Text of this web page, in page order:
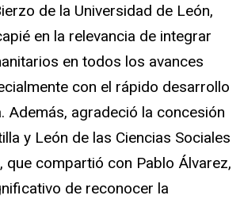
de la Universidad de León,
en la relevancia de integrar
en todos los avances
con el rápido desarrollo
Además, agradeció la concesión
y León de las Ciencias Sociales
que compartió con Pablo Álvarez,
de reconocer la